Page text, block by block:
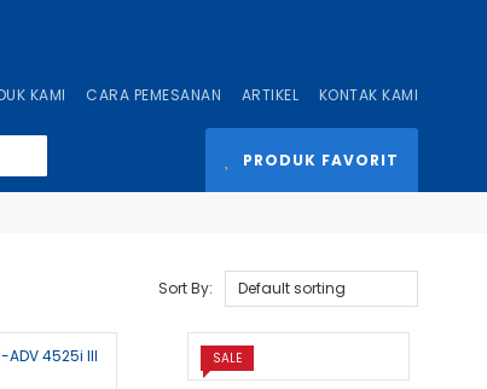
KAMI CARA PEMESANAN ARTIKEL KONTAK KAMI
PRODUK FAVORIT
Sort By:
SALE